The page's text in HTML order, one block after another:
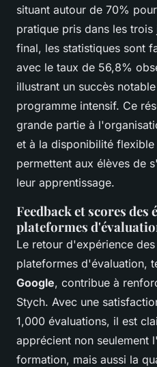
situant autour de 70%
pratique pris dans les
final, les statistiques sont
avec le taux de 56,8%
illustrant un succès
programme intensif. Ce
grande partie à
et à la disponibilité
permettent aux élèves de
leur apprentissage.
Feedback et scores des
plateformes
Le retour d'expérience
plateformes d'évaluation,
Google, contribue à
Stych. Avec une
1,000 évaluations, il est
apprécient non seulement
formation, mais aussi la